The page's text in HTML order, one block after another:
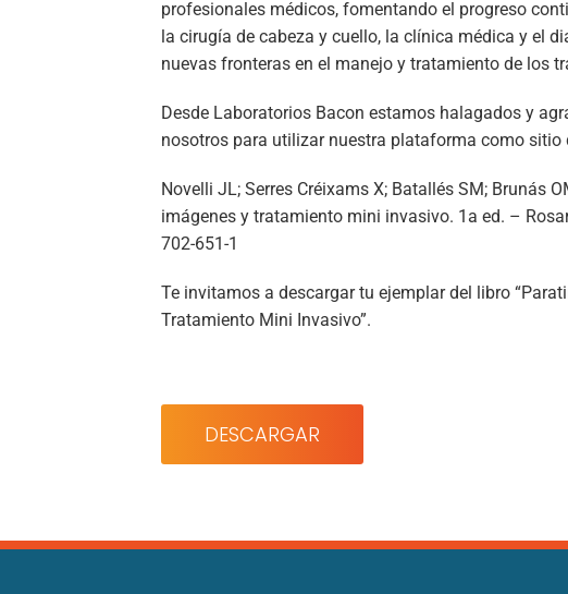
profesionales médicos, fomentando el progreso
la cirugía de cabeza y cuello, la clínica médica y el
nuevas fronteras en el manejo y tratamiento de los
Desde Laboratorios Bacon estamos halagados y
nosotros para utilizar nuestra plataforma como sitio
Novelli JL; Serres Créixams X; Batallés SM; Brunás
imágenes y tratamiento mini invasivo. 1a ed. –
702-651-1
Te invitamos a descargar tu ejemplar del libro
Tratamiento Mini Invasivo”.
DESCARGAR